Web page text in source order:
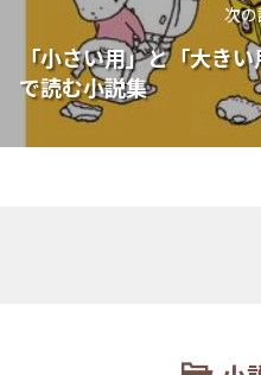
次
「小さい用」と「大き
で読む小説集